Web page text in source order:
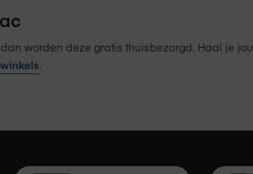
worden deze gratis thuisbezorgd. Haal je
.